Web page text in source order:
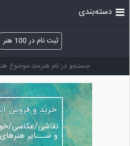
ثبت نام در 100 هنر
دسته‌بندی